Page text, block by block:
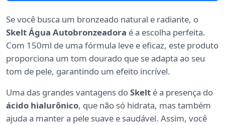
Se você busca um bronzeado natural e radiante, o
Skelt Água Autobronzeadora é a escolha perfeita.
Com 150ml de uma fórmula leve e eficaz, este produto
proporciona um tom dourado que se adapta ao seu
tom de pele, garantindo um efeito incrível.
Uma das grandes vantagens doSkelt é a presença do
ácido hialurônico, que não só hidrata, mas também
ajuda a manter a pele suave e saudável. Assim, você